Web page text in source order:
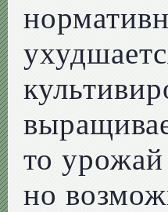
то урожай
но